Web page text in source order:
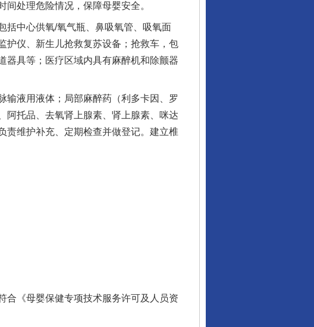
处理危险情况，保障母婴安全。
中心供氧/氧气瓶、鼻吸氧管、吸氧面
护仪、新生儿抢救复苏设备；抢救车，包
器具等；医疗区域内具有麻醉机和除颤器
液用液体；局部麻醉药（利多卡因、罗
阿托品、去氧肾上腺素、肾上腺素、咪达
责维护补充、定期检查并做登记。建立椎
《母婴保健专项技术服务许可及人员资